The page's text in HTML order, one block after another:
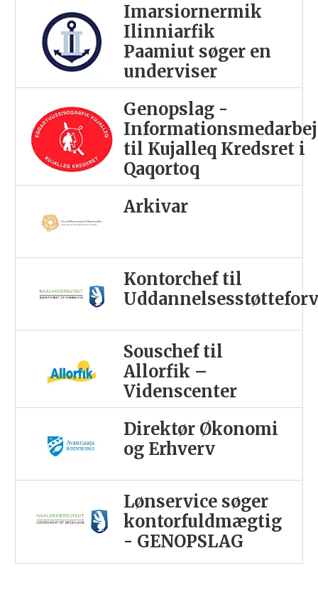
Imarsiornermik
Ilinniarfik
Paamiut søger en
underviser
Genopslag -
til Kujalleq Kredsret i
Qaqortoq
Arkivar
Kontorchef til
Souschef til
Allorfik –
Videnscenter
Direktør Økonomi
og Erhverv
Lønservice søger
kontorfuldmægtig
- GENOPSLAG